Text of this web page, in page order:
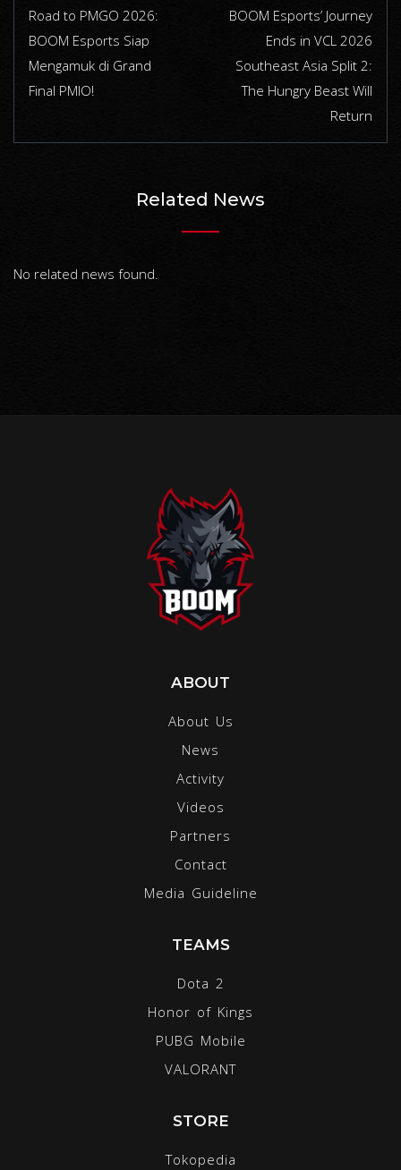
Road to PMGO 2026:
BOOM Esports Siap
Mengamuk di Grand
Final PMIO!
BOOM Esports’ Journey
Ends in VCL 2026
Southeast Asia Split 2:
The Hungry Beast Will
Return
Related News
No related news found.
ABOUT
About Us
News
Activity
Videos
Partners
Contact
Media Guideline
TEAMS
Dota 2
Honor of Kings
PUBG Mobile
VALORANT
STORE
Tokopedia